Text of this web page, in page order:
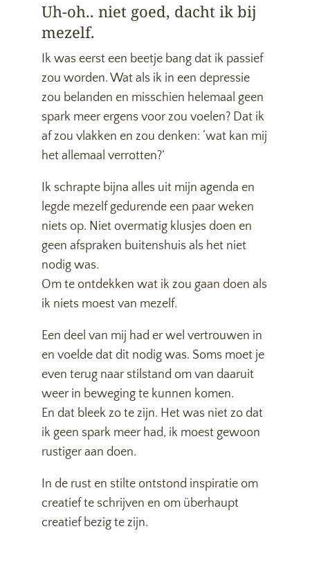
Uh-oh.. niet goed, dacht ik bij
mezelf.
Ik was eerst een beetje bang dat ik passief
zou worden. Wat als ik in een depressie
zou belanden en misschien helemaal geen
spark meer ergens voor zou voelen? Dat ik
af zou vlakken en zou denken: ‘wat kan mij
het allemaal verrotten?’
Ik schrapte bijna alles uit mijn agenda en
legde mezelf gedurende een paar weken
niets op. Niet overmatig klusjes doen en
geen afspraken buitenshuis als het niet
nodig was.
Om te ontdekken wat ik zou gaan doen als
ik niets moest van mezelf.
Een deel van mij had er wel vertrouwen in
en voelde dat dit nodig was. Soms moet je
even terug naar stilstand om van daaruit
weer in beweging te kunnen komen.
En dat bleek zo te zijn. Het was niet zo dat
ik geen spark meer had, ik moest gewoon
rustiger aan doen.
In de rust en stilte ontstond inspiratie om
creatief te schrijven en om überhaupt
creatief bezig te zijn.